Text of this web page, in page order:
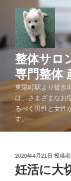
ン
ツ
キ
ッ
整体サロ
専門整体
東陽町駅より徒歩
は、さまざまなお
るべく男性と女性
す。
投
稿
日:
2020年4月21日 投稿
妊活に大